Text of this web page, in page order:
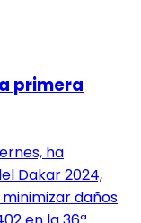
primera
ha
Dakar 2024,
daños